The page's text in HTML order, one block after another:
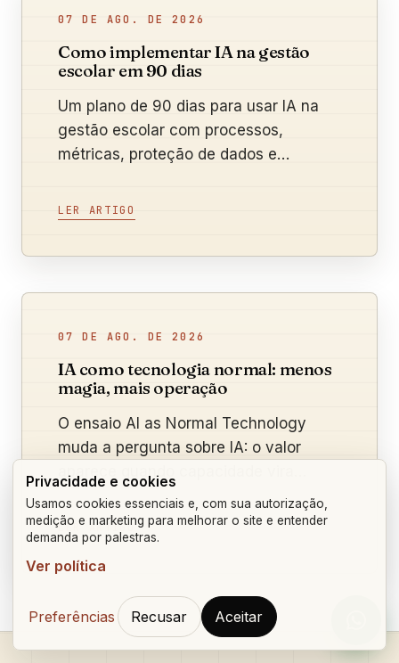
07 DE AGO. DE 2026
Como implementar IA na gestão
escolar em 90 dias
Um plano de 90 dias para usar IA na
gestão escolar com processos,
métricas, proteção de dados e
LER ARTIGO
07 DE AGO. DE 2026
IA como tecnologia normal: menos
magia, mais operação
O ensaio AI as Normal Technology
muda a pergunta sobre IA: o valor
aparece quando capacidade vira
processo, adoção e resultado medido.
LER ARTIGO
Privacidade e cookies
Usamos cookies essenciais e, com sua autorização,
medição e marketing para melhorar o site e entender
demanda por palestras.
Ver política
Preferências Recusar Aceitar